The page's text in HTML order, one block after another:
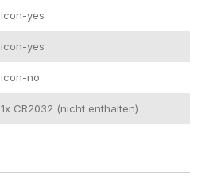
icon-yes
icon-yes
icon-no
1x CR2032 (nicht enthalten)